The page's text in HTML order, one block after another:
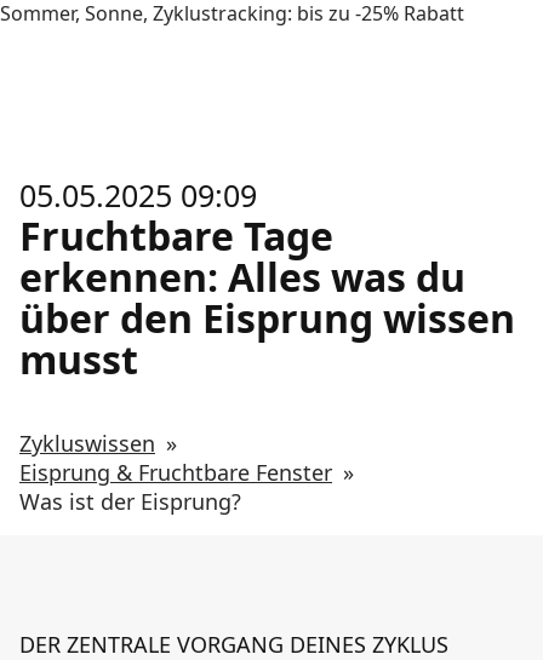
Sommer, Sonne, Zyklustracking: bis zu -25% Rabatt
05.05.2025 09:09
Fruchtbare Tage
erkennen: Alles was du
über den Eisprung wissen
musst
Zykluswissen »
Eisprung & Fruchtbare Fenster »
Was ist der Eisprung?
DER ZENTRALE VORGANG DEINES ZYKLUS